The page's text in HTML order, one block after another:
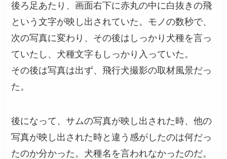
後ろ足あたり、画面右下に赤丸の中に白抜きの飛
という文字が映し出されていた。モノの数秒で、
次の写真に変わり、その後はしっかり犬種を言っ
ていたし、犬種文字もしっかり入っていた。
その後は写真は出ず、飛行犬撮影の取材風景だっ
た。
後になって、サムの写真が映し出された時、他の
写真が映し出された時と違う感がしたのは何だっ
たのか分かった。犬種名を言われなかったのだ。